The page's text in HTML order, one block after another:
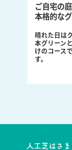
県内にお
などのご
福井県内に
ト、フリー
します。人
くれます。
人工芝はさ